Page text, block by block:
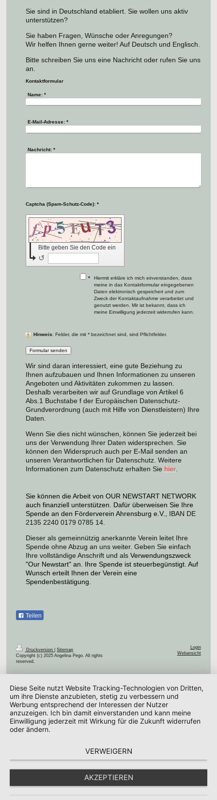
Sie sind in Deutschland etabliert. Sie wollen uns aktiv
unterstützen?
Sie haben Fragen, Wünsche oder Anregungen?
Wir helfen Ihnen gerne weiter! Auf Deutsch und Englisch.
Bitte schreiben Sie uns eine Nachricht oder rufen Sie uns
an.
Kontaktformular
Name: *
E-Mail-Adresse: *
Nachricht: *
Captcha (Spam-Schutz-Code): *
Bitte geben Sie den Code ein
↺
*
Hiermit erkläre ich mich einverstanden, dass
meine in das Kontaktformular eingegebenen
Daten elektronisch gespeichert und zum
Zweck der Kontaktaufnahme verarbeitet und
genutzt werden. Mir ist bekannt, dass ich
meine Einwilligung jederzeit widerrufen kann.
Hinweis : Felder, die mit* bezeichnet sind, sind Pflichtfelder.
Wir sind daran interessiert, eine gute Beziehung zu
Ihnen aufzubauen und Ihnen Informationen zu unseren
Angeboten und Aktivitäten zukommen zu lassen.
Deshalb verarbeiten wir auf Grundlage von Artikel 6
Abs.1 Buchstabe f der Europäischen Datenschutz-
Grundverordnung (auch mit Hilfe von Dienstleistern) Ihre
Daten.
Wenn Sie dies nicht wünschen, können Sie jederzeit bei
uns der Verwendung Ihrer Daten widersprechen. Sie
können den Widerspruch auch per E-Mail senden an
unseren Verantwortlichen für Datenschutz. Weitere
Informationen zum Datenschutz erhalten Sie hier
Sie können die Arbeit von OUR NEWSTART NETWORK
auch finanziell unterstützen. Dafür überweisen Sie Ihre
Spende an den Förderverein Ahrensburg e.V.,
IBAN DE
2135 2240 0179 0785 14.
Dieser als gemeinnützig anerkannte Verein leitet Ihre
Spende ohne Abzug an uns weiter. Geben Sie einfach
Ihre vollständige Anschrift und alsVerwendungszweck
"Our Newstart" an. Ihre Spende ist steuerbegünstigt. Auf
Wunsch erteilt Ihnen der Verein eine
Spendenbestätigung.
Teilen
Druckversion
Sitemap
Copyright (c) 2025 Angelina Pego. All rights
reserved.
Login
Webansicht
Diese Seite nutzt Website Tracking-Technologien von Dritten,
um ihre Dienste anzubieten, stetig zu verbessern und
Werbung entsprechend der Interessen der Nutzer
anzuzeigen. Ich bin damit einverstanden und kann meine
Einwilligung jederzeit mit Wirkung für die Zukunft widerrufen
oder ändern.
VERWEIGERN
AKZEPTIEREN